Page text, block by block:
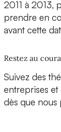
2011 à 2013,
prendre en
avant cette
Restez au
Suivez des
entreprises
dès que